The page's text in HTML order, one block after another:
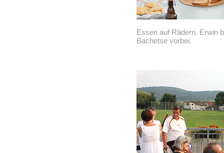
Essen auf Rädern. Erwin
Bachetse vorbei.